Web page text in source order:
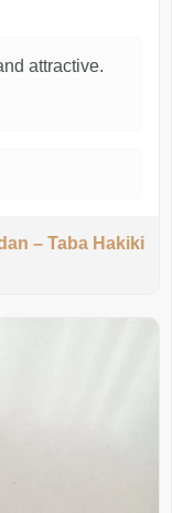
attractive.
– Taba Hakiki